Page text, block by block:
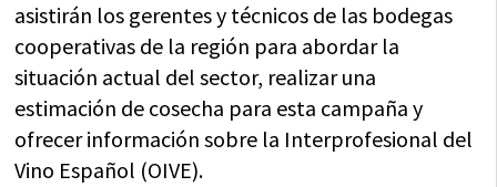
asistirán los gerentes y técnicos de las bodegas
cooperativas de la región para abordar la
situación actual del sector, realizar una
estimación de cosecha para esta campaña y
ofrecer información sobre la Interprofesional del
Vino Español (OIVE).